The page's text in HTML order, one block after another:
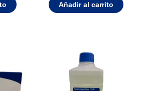
Añadir al carrito